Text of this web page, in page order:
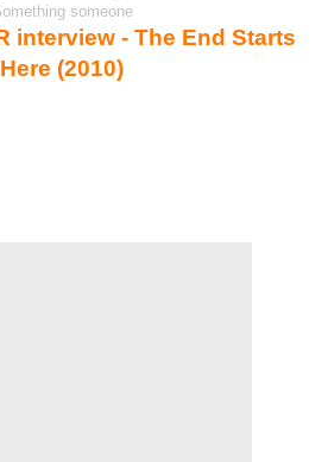
someone
interview - The End Starts
Here (2010)